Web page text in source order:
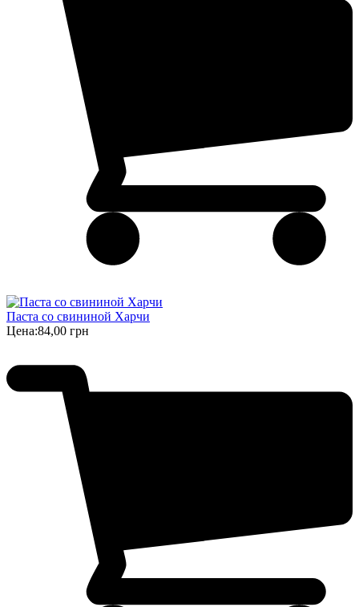
Паста со свининой Харчи
Цена:84,00 грн